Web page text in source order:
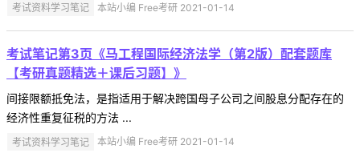
考试资料学习笔记 本站小编 Free考研 2021-01-14
考试笔记第3页《马工程国际经济法学（第2版）配套题库
【考研真题精选＋课后习题】》
间接限额抵免法，是指适用于解决跨国母子公司之间股息分配存在的
经济性重复征税的方法 ...
考试资料学习笔记 本站小编 Free考研 2021-01-14